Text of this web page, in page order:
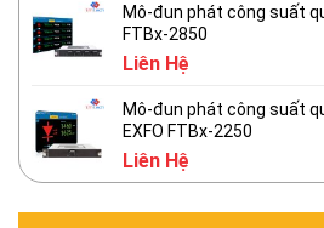
Mô-đun phát công suất
FTBx-2850
Liên Hệ
Mô-đun phát công suất
EXFO FTBx-2250
Liên Hệ